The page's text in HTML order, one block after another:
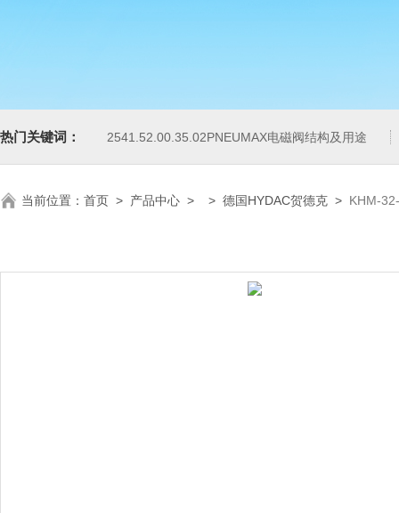
热门关键词： 2541.52.00.35.02PNEUMAX电磁阀结构及用途
当前位置： 首页 > 产品中心 > > 德国HYDAC贺德克 > KHM-